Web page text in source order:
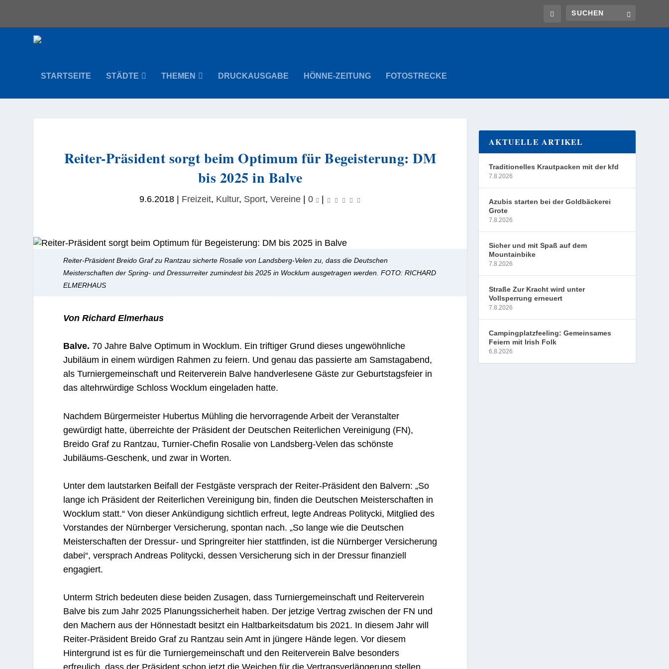
STARTSEITE STÄDTE THEMEN DRUCKAUSGABE HÖNNE-ZEITUNG FOTOSTRECKE
Reiter-Präsident sorgt beim Optimum für Begeisterung: DM
bis 2025 in Balve
9.6.2018| Freizeit, Kultur, Sport, Vereine| 0
Reiter-Präsident Breido Graf zu Rantzau sicherte Rosalie von Landsberg-Velen zu, dass die Deutschen
Meisterschaften der Spring- und Dressurreiter zumindest bis 2025 in Wocklum ausgetragen werden.FOTO: RICHARD
ELMERHAUS
Von Richard Elmerhaus
Balve. 70 Jahre Balve Optimum in Wocklum. Ein triftiger Grund dieses ungewöhnliche
Jubiläum in einem würdigen Rahmen zu feiern. Und genau das passierte am Samstagabend,
als Turniergemeinschaft und Reiterverein Balve handverlesene Gäste zur Geburtstagsfeier in
das altehrwürdige Schloss Wocklum eingeladen hatte.
Nachdem Bürgermeister Hubertus Mühling die hervorragende Arbeit der Veranstalter
gewürdigt hatte, überreichte der Präsident der Deutschen Reiterlichen Vereinigung (FN),
Breido Graf zu Rantzau, Turnier-Chefin Rosalie von Landsberg-Velen das schönste
Jubiläums-Geschenk, und zwar in Worten.
Unter dem lautstarken Beifall der Festgäste versprach der Reiter-Präsident den Balvern: „So
lange ich Präsident der Reiterlichen Vereinigung bin, finden die Deutschen Meisterschaften in
Wocklum statt.“ Von dieser Ankündigung sichtlich erfreut, legte Andreas Politycki, Mitglied des
Vorstandes der Nürnberger Versicherung, spontan nach. „So lange wie die Deutschen
Meisterschaften der Dressur- und Springreiter hier stattfinden, ist die Nürnberger Versicherung
dabei“, versprach Andreas Politycki, dessen Versicherung sich in der Dressur finanziell
engagiert.
Unterm Strich bedeuten diese beiden Zusagen, dass Turniergemeinschaft und Reiterverein
Balve bis zum Jahr 2025 Planungssicherheit haben. Der jetzige Vertrag zwischen der FN und
den Machern aus der Hönnestadt besitzt ein Haltbarkeitsdatum bis 2021. In diesem Jahr will
Reiter-Präsident Breido Graf zu Rantzau sein Amt in jüngere Hände legen. Vor diesem
Hintergrund ist es für die Turniergemeinschaft und den Reiterverein Balve besonders
AKTUELLE ARTIKEL
Traditionelles Krautpacken mit der kfd
7.8.2026
Azubis starten bei der Goldbäckerei
Grote
7.8.2026
Sicher und mit Spaß auf dem
Mountainbike
7.8.2026
Straße Zur Kracht wird unter
Vollsperrung erneuert
7.8.2026
Campingplatzfeeling: Gemeinsames
Feiern mit Irish Folk
6.8.2026